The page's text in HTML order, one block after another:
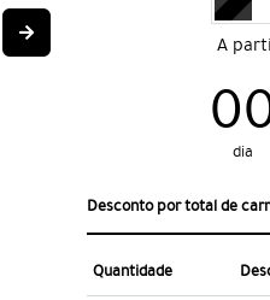
A
dia
Desconto por total de
Quantidade